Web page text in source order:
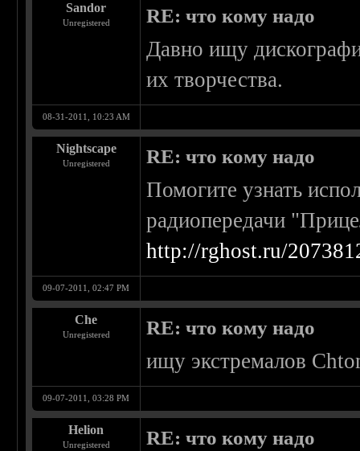
Sandor
Unregistered RE: что кому надо
Давно ищу
их творчества.
08-31-2011, 10:23 AM
Nightscape
Unregistered RE: что кому надо
Помогите узнать
радиопередачи
http://rghost.ru/
09-07-2011, 02:47 PM
Che
Unregistered RE: что кому надо
ищу экстремалов
09-07-2011, 03:28 PM
Helion
Unregistered RE: что кому надо